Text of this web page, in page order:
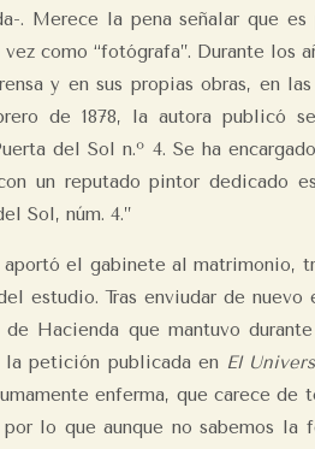
. Merece la pena señalar que es
como “fotógrafa”. Durante los
y en sus propias obras, en
de 1878, la autora publicó
del Sol n.º 4. Se ha
un reputado pintor dedicado
Sol, núm. 4.”
el gabinete al matrimonio,
estudio. Tras enviudar de nuevo
Hacienda que mantuvo
petición publicada en El
enferma, que carece de
lo que aunque no sabemos la